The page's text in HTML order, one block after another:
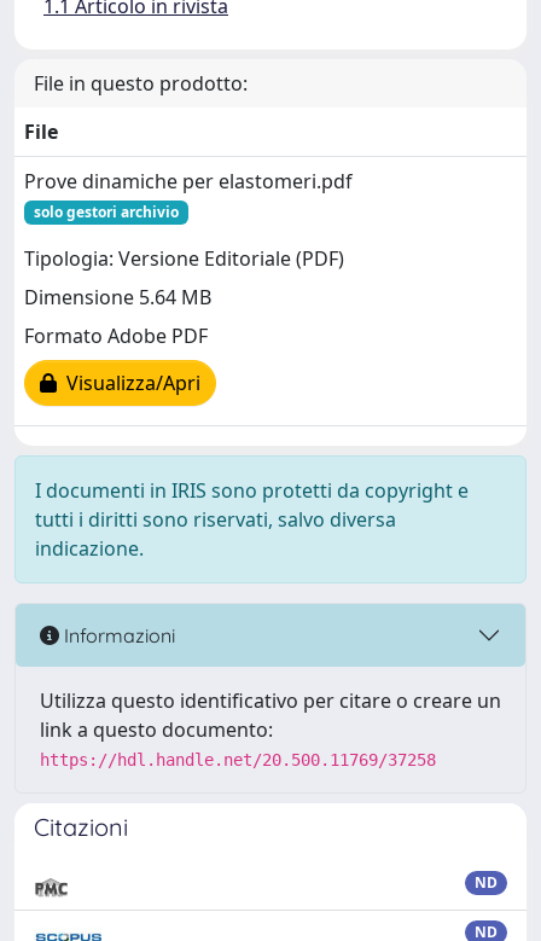
1.1 Articolo in rivista
File in questo prodotto:
File
Prove dinamiche per elastomeri.pdf
solo gestori archivio
Tipologia: Versione Editoriale (PDF)
Dimensione 5.64 MB
Formato Adobe PDF
Visualizza/Apri
I documenti in IRIS sono protetti da copyright e
tutti i diritti sono riservati, salvo diversa
indicazione.
Informazioni
Utilizza questo identificativo per citare o creare un
link a questo documento:
https://hdl.handle.net/20.500.11769/37258
Citazioni
ND
ND